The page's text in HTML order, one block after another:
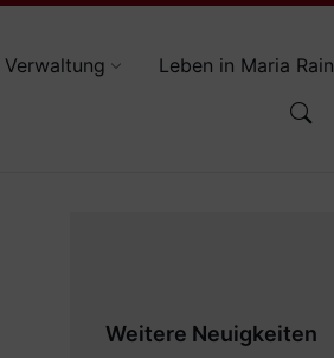
Verwaltung Leben in Maria Rain
Weitere Neuigkeiten